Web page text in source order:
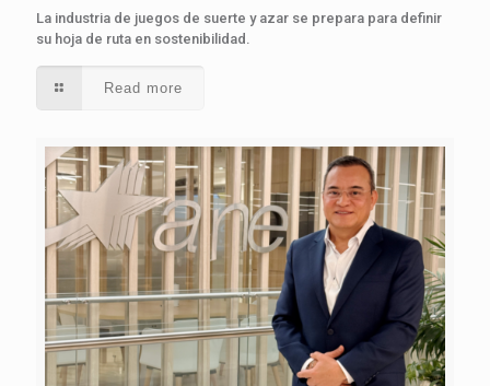
La industria de juegos de suerte y azar se prepara para definir
su hoja de ruta en sostenibilidad.
Read more